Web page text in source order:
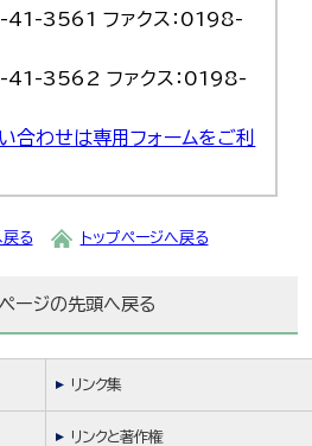
41-3561 ファクス：0198-
41-3562 ファクス：0198-
合わせは専用フォームをご利
戻る トップページへ戻る
ージの先頭へ戻る
リンク集
リンクと著作権